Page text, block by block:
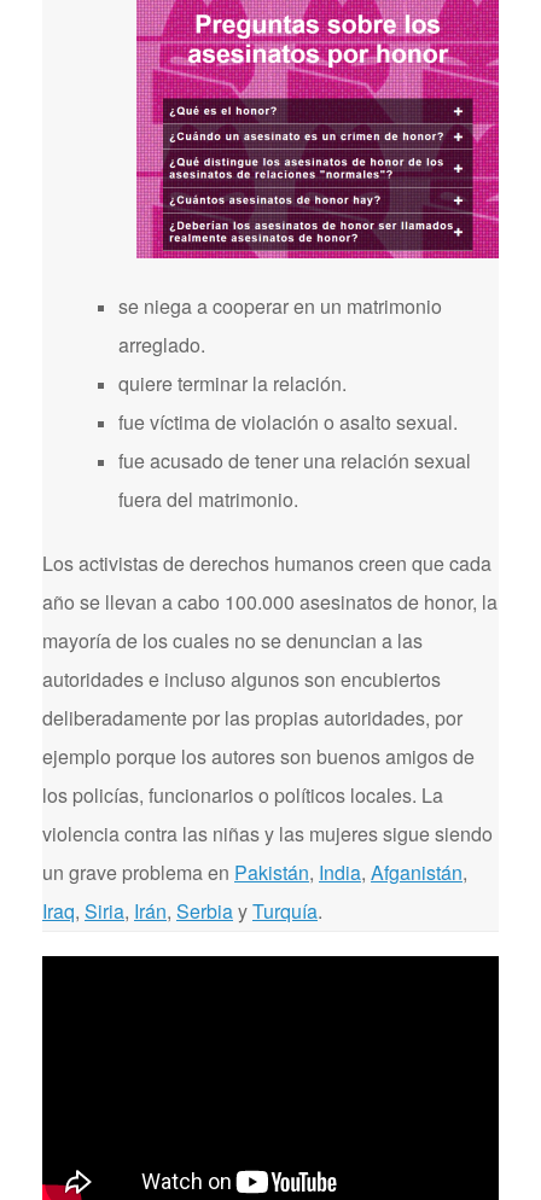
se niega a cooperar en un matrimonio
arreglado.
quiere terminar la relación.
fue víctima de violación o asalto sexual.
fue acusado de tener una relación sexual
fuera del matrimonio.
Los activistas de derechos humanos creen que cada
año se llevan a cabo 100.000 asesinatos de honor, la
mayoría de los cuales no se denuncian a las
autoridades e incluso algunos son encubiertos
deliberadamente por las propias autoridades, por
ejemplo porque los autores son buenos amigos de
los policías, funcionarios o políticos locales. La
violencia contra las niñas y las mujeres sigue siendo
un grave problema en Pakistán, India, Afganistán,
Iraq, Siria, Irán, SerbiayTurquía.